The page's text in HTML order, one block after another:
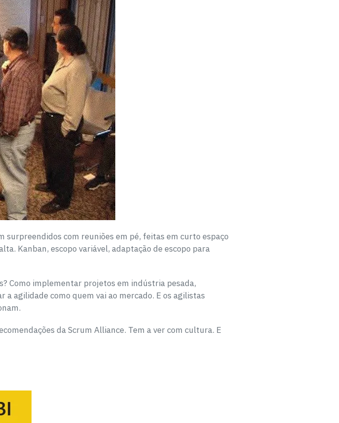
com reuniões em pé, feitas em curto espaço
Kanban, escopo variável, adaptação de escopo para
Como implementar projetos em indústria pesada,
agilidade como quem vai ao mercado. E os agilistas
da Scrum Alliance. Tem a ver com cultura. E